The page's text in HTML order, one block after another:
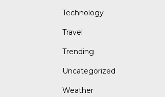
Technology
Travel
Trending
Uncategorized
Weather